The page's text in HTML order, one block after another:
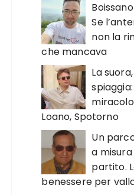
Se
non la
che mancava
La
Loano, Spotorno
Un
a misura
partito.
benessere per